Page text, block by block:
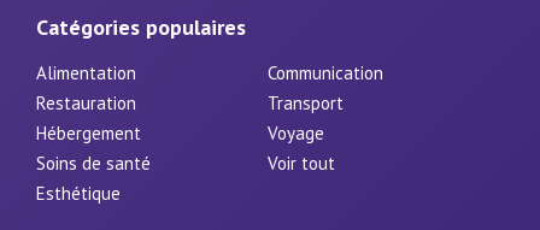
Catégories populaires
Alimentation
Communication
Restauration
Transport
Hébergement
Voyage
Soins de santé
Voir tout
Esthétique